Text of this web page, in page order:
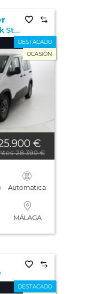
e-Rifter Active Pack Standard 100kW
DESTACADO
OCASIÓN
€
28.390 €
Automatica
MÁLAGA
DESTACADO